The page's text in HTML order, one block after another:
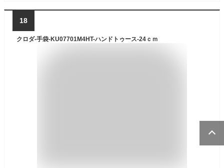
18
クロダ-手袋-KU07701M4HT-ハンドトゥース-24ｃｍ